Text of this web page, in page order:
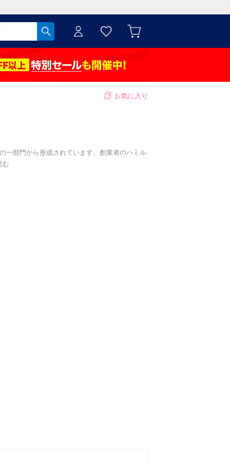
お気に入り
一部門から形成されています。創業者のハミル
む